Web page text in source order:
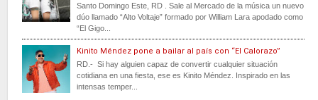
Santo Domingo Este, RD . Sale al Mercado de la música un nuevo
dúo llamado “Alto Voltaje” formado por William Lara apodado como
“El Gigo...
Kinito Méndez pone a bailar al país con “El Calorazo”
RD.- Si hay alguien capaz de convertir cualquier situación
cotidiana en una fiesta, ese es Kinito Méndez. Inspirado en las
intensas temper...